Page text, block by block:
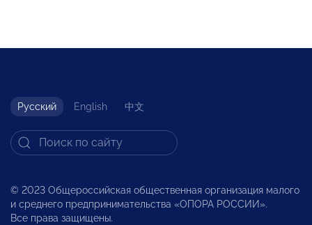
Русский English 中文
© 2023 Общероссийская общественная организация малого
и среднего предпринимательства «ОПОРА РОССИИ».
Все права защищены.